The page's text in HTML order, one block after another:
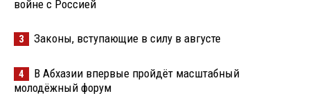
войне с Россией
3 Законы, вступающие в силу в августе
4
В Абхазии впервые пройдёт масштабный
молодёжный форум